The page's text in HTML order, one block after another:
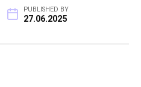
PUBLISHED BY
27.06.2025